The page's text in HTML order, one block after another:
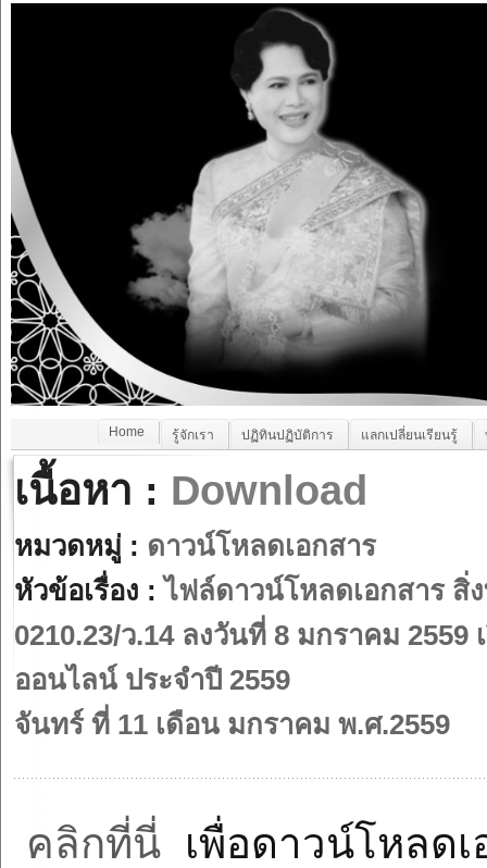
Home รู้จักเรา ปฏิทินปฏิบัติการ แลกเปลี่ยนเรียนรู้
เนื้อหา : Download
หมวดหมู่ : ดาวน์โหลดเอกสาร
หัวข้อเรื่อง : ไฟล์ดาวน์โหลดเอกสาร สิ่
0210.23/ว.14 ลงวันที่ 8 มกราคม
ออนไลน์ ประจำปี 2559
จันทร์ ที่ 11 เดือน มกราคม พ.ศ.2559
คลิกที่นี่ เพื่อดาวน์โหลด